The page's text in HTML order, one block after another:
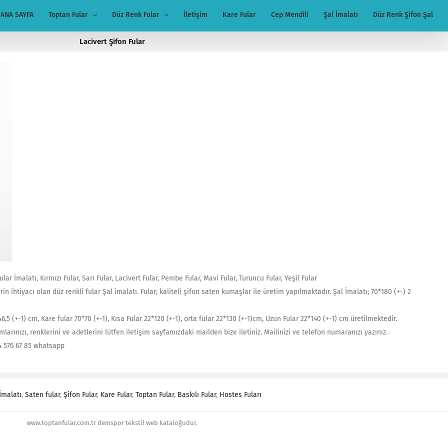
ANA SAYFA Toptan Fular Düz Renk Fular İletişim Kare Fular Cep Mendili Şal İmalatı Düz Renk Şifon Şal
Lacivert Şifon Fular
İmalatı, Kırmızı Fular, Sarı Fular, Lacivert Fular, Pembe Fular, Mavi Fular, Turuncu Fular, Yeşil Fular
ihtiyacı olan düz renkli fular Şal imalatı. Fular; kaliteli şifon saten kumaşlar ile üretim yapılmaktadır. Şal İmalatı; 70*180 (+-) 2
(+-1) cm, Kare fular 70*70 (+-1), Kısa Fular 22*120 (+-1), orta fular 22*130 (+-1)cm, Uzun Fular 22*140 (+-1) cm üretilmektedir.
renklerini ve adetlerini lütfen iletişim sayfamızdaki mailden bize iletiniz. Mailinizi ve telefon numaranızı yazınız.
576 67 85 whatsapp
, Saten fular, Şifon Fular, Kare Fular, Toptan Fular, Baskılı Fular, Hostes Fuları
www.toptanfular.com.tr demspor tekstil web kataloğudur.